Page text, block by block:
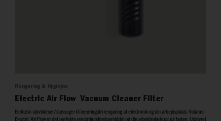
Rengøring & Hygiejne
Electric Air Flow_Vacuum Cleaner Filter
Elektrisk støvblæser/støvsuger til berøringsfri rengøring af elektronik og din arbejdsplads. Vidamic
Electric Air Flow er det perfekte rengøringshjælpemiddel på din arbejdsplads og på farten. Udstyret